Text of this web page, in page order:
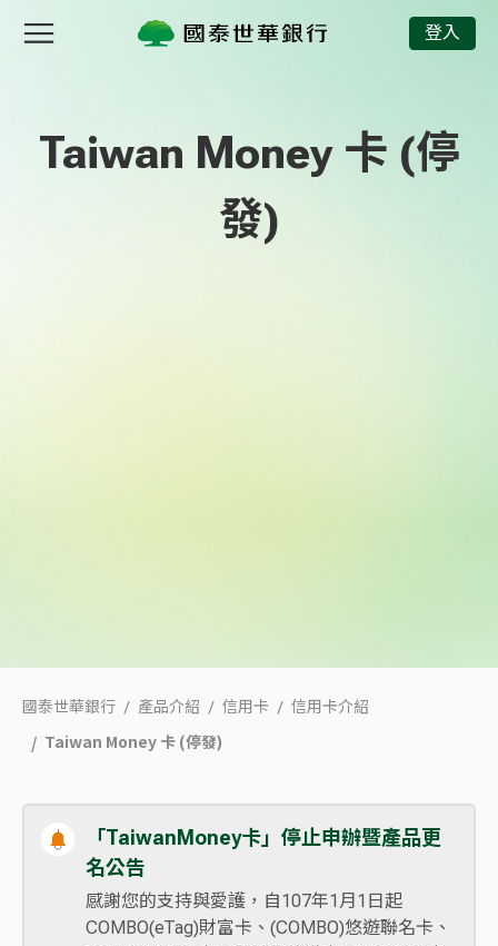
登入
Taiwan Money 卡 (停
發)
國泰世華銀行 產品介紹 信用卡 信用卡介紹
Taiwan Money 卡 (停發)
「TaiwanMoney卡」停止申辦暨產品更
名公告
感謝您的支持與愛護，自107年1月1日起
COMBO(eTag)財富卡、(COMBO)悠遊聯名卡、